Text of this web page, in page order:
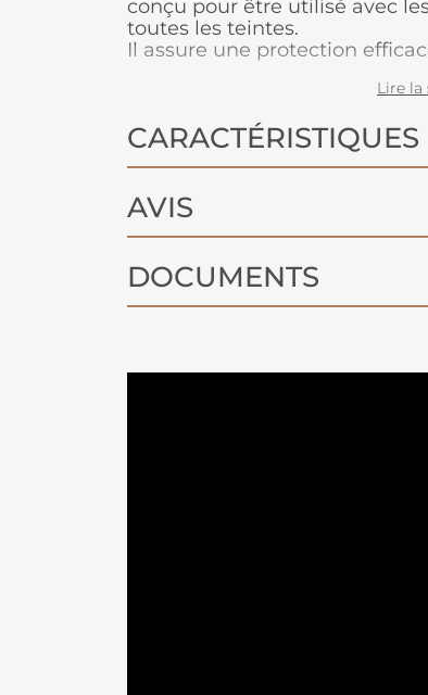
conçu pour être utilisé avec
toutes les teintes.
Il assure une protection
Lire la
CARACTÉRISTIQUES
AVIS
DOCUMENTS